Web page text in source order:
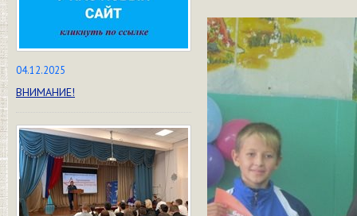
04.12.2025
ВНИМАНИЕ!